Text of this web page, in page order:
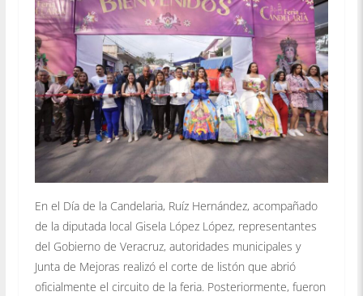
En el Día de la Candelaria, Ruíz Hernández, acompañado
de la diputada local Gisela López López, representantes
del Gobierno de Veracruz, autoridades municipales y
Junta de Mejoras realizó el corte de listón que abrió
oficialmente el circuito de la feria. Posteriormente, fueron